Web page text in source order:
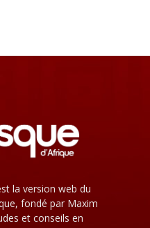
la version web du
fondé par Maxim
et conseils en